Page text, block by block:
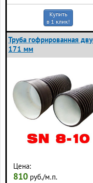
Купить
в 1 клик!
Труба гофрированная
171 мм
Цена:
810 руб./м.п.